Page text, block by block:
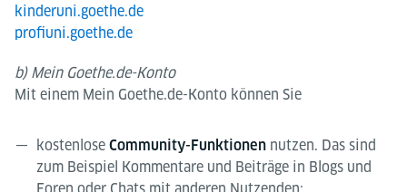
kinderuni.goethe.de
profiuni.goethe.de
b) Mein Goethe.de-Konto
Mit einem Mein Goethe.de-Konto können Sie
kostenlose Community-Funktionen nutzen. Das sind
zum Beispiel Kommentare und Beiträge in Blogs und